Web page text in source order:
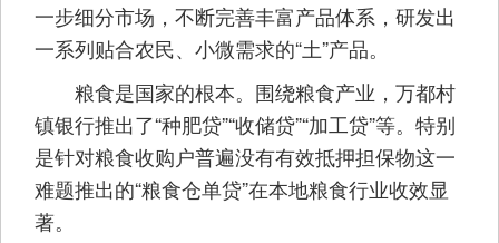
一步细分市场，不断完善丰富产品体系，研发出
一系列贴合农民、小微需求的“土”产品。
粮食是国家的根本。围绕粮食产业，万都村
镇银行推出了“种肥贷”“收储贷”“加工贷”等。特别
是针对粮食收购户普遍没有有效抵押担保物这一
难题推出的“粮食仓单贷”在本地粮食行业收效显
著。